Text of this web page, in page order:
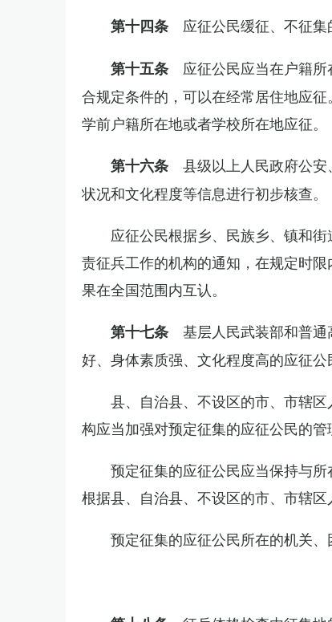
第十四条 应征公民缓征、不征集
第十五条 应征公民应当在户籍所
合规定条件的，可以在经常居住地应
学前户籍所在地或者学校所在地应征。
第十六条 县级以上人民政府公安
状况和文化程度等信息进行初步核查。
应征公民根据乡、民族乡、镇和
责征兵工作的机构的通知，在规定时
果在全国范围内互认。
第十七条 基层人民武装部和普通
好、身体素质强、文化程度高的应征公
县、自治县、不设区的市、市辖
构应当加强对预定征集的应征公民的管
预定征集的应征公民应当保持与
根据县、自治县、不设区的市、市辖区
预定征集的应征公民所在的机关